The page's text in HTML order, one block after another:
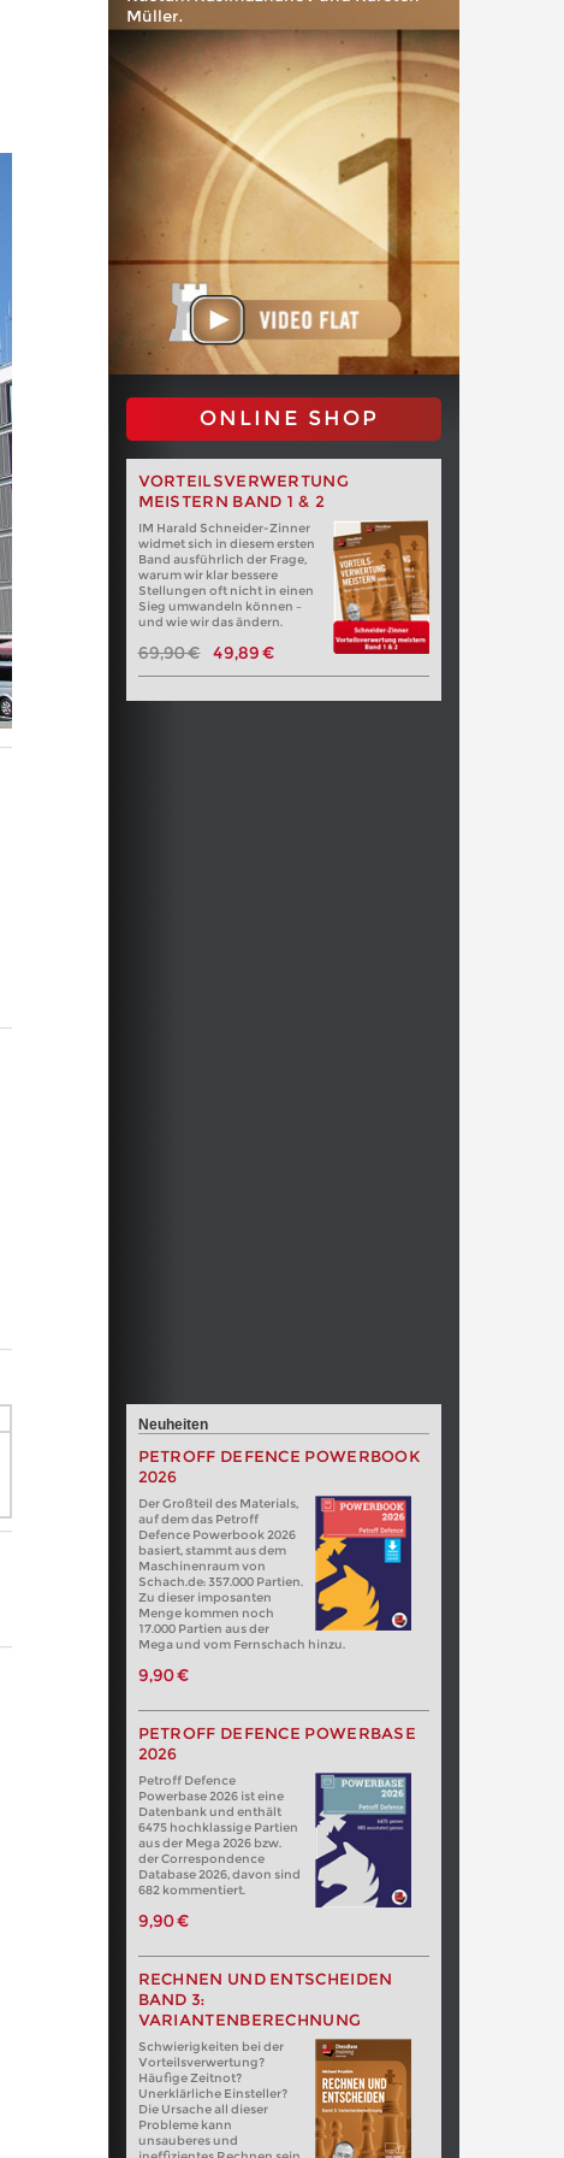
Müller.
ONLINE SHOP
VORTEILSVERWERTUNG
MEISTERN BAND 1 & 2
IM Harald Schneider-Zinner
widmet sich in diesem ersten
Band ausführlich der Frage,
warum wir klar bessere
Stellungen oft nicht in einen
Sieg umwandeln können –
und wie wir das ändern.
69,90 € 49,89 €
Neuheiten
PETROFF DEFENCE POWERBOOK
2026
Der Großteil des Materials,
auf dem das Petroff
Defence Powerbook 2026
basiert, stammt aus dem
Maschinenraum von
Schach.de: 357.000 Partien.
Zu dieser imposanten
Menge kommen noch
17.000 Partien aus der
Mega und vom Fernschach hinzu.
9,90 €
PETROFF DEFENCE POWERBASE
2026
Petroff Defence
Powerbase 2026 ist eine
Datenbank und enthält
6475 hochklassige Partien
aus der Mega 2026 bzw.
der Correspondence
Database 2026, davon sind
682 kommentiert.
9,90 €
RECHNEN UND ENTSCHEIDEN
BAND 3:
VARIANTENBERECHNUNG
Schwierigkeiten bei der
Vorteilsverwertung?
Häufige Zeitnot?
Unerklärliche Einsteller?
Die Ursache all dieser
Probleme kann
unsauberes und